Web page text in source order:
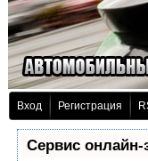
Вход Регистрация
Сервис онлайн-